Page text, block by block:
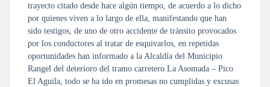
trayecto citado desde hace algún tiempo, de acuerdo a lo dicho
por quienes viven a lo largo de ella, manifestando que han
sido testigos, de uno de otro accidente de tránsito provocados
por los conductores al tratar de esquivarlos, en repetidas
oportunidades han informado a la Alcaldía del Municipio
Rangel del deterioro del tramo carretero La Asomada – Pico
El Aguila, todo se ha ido en promesas no cumplidas y excusas